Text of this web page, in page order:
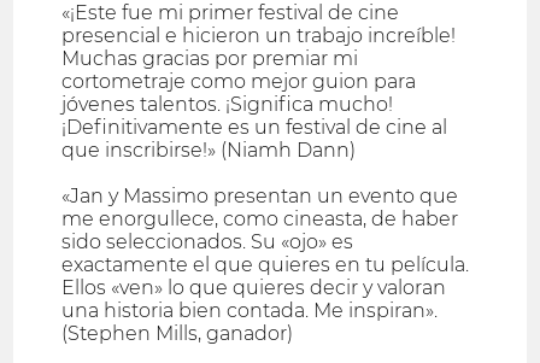
«¡Este fue mi primer festival de cine
presencial e hicieron un trabajo increíble!
Muchas gracias por premiar mi
cortometraje como mejor guion para
jóvenes talentos. ¡Significa mucho!
¡Definitivamente es un festival de cine al
que inscribirse!» (Niamh Dann)
«Jan y Massimo presentan un evento que
me enorgullece, como cineasta, de haber
sido seleccionados. Su «ojo» es
exactamente el que quieres en tu película.
Ellos «ven» lo que quieres decir y valoran
una historia bien contada. Me inspiran».
(Stephen Mills, ganador)